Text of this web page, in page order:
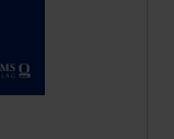
chosen on the